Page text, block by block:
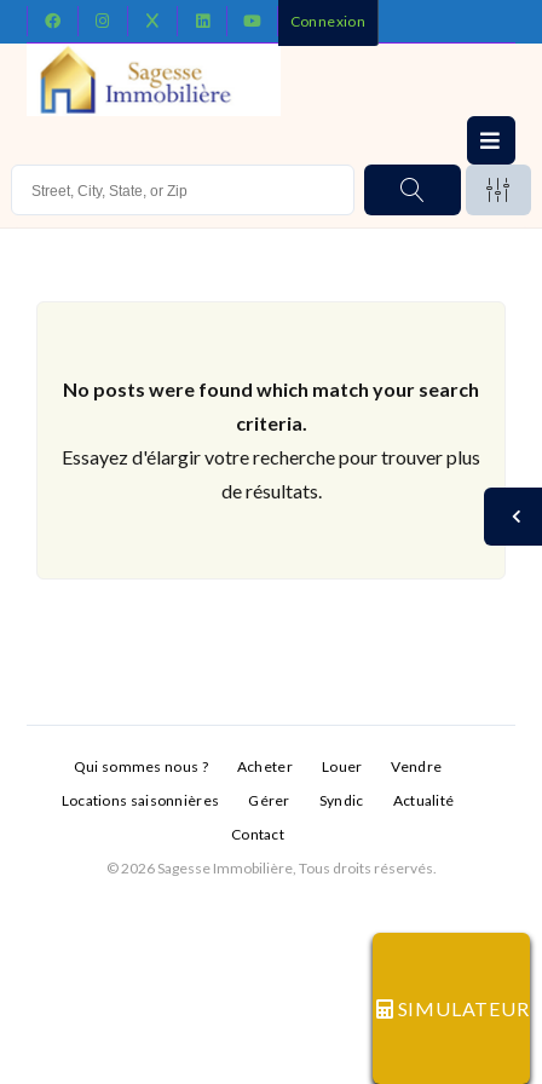
Connexion
No posts were found which match your search
criteria.
Essayez d'élargir votre recherche pour trouver plus
de résultats.
Qui sommes nous ? Acheter Louer
Vendre
Locations saisonnières
Gérer Syndic
Actualité
Contact
© 2026 Sagesse Immobilière, Tous droits réservés.
SIMULATEUR
Connexion